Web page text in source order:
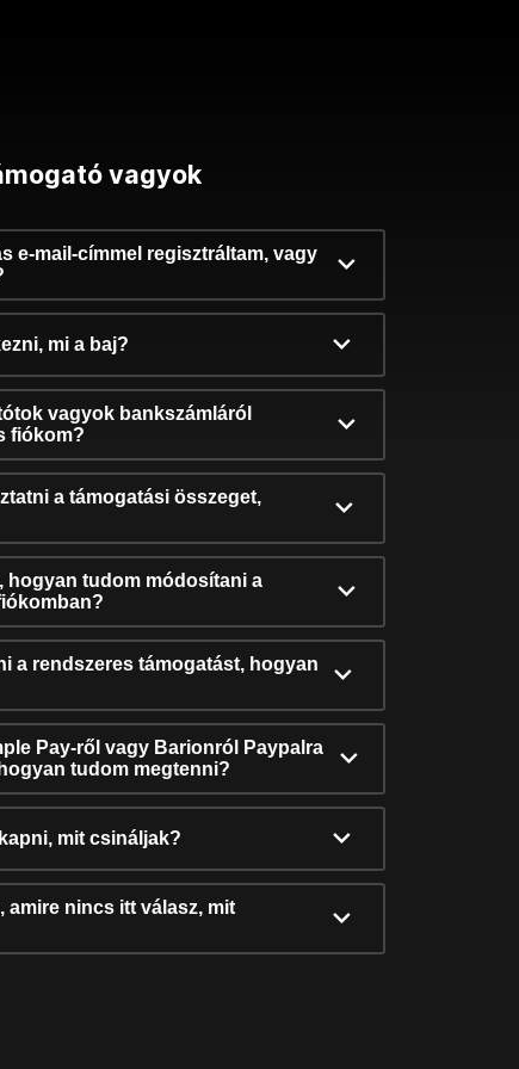
vagyok
e-mail-címmel regisztráltam, vagy
mi a baj?
vagyok bankszámláról
fiókom?
a támogatási összeget,
hogyan tudom módosítani a
a rendszeres támogatást, hogyan
Pay-ről vagy Barionról Paypalra
tudom megtenni?
mit csináljak?
amire nincs itt válasz, mit